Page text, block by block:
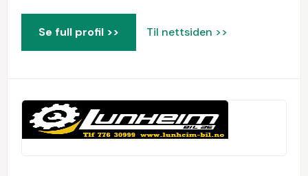
Se full profil >> Til nettsiden >>